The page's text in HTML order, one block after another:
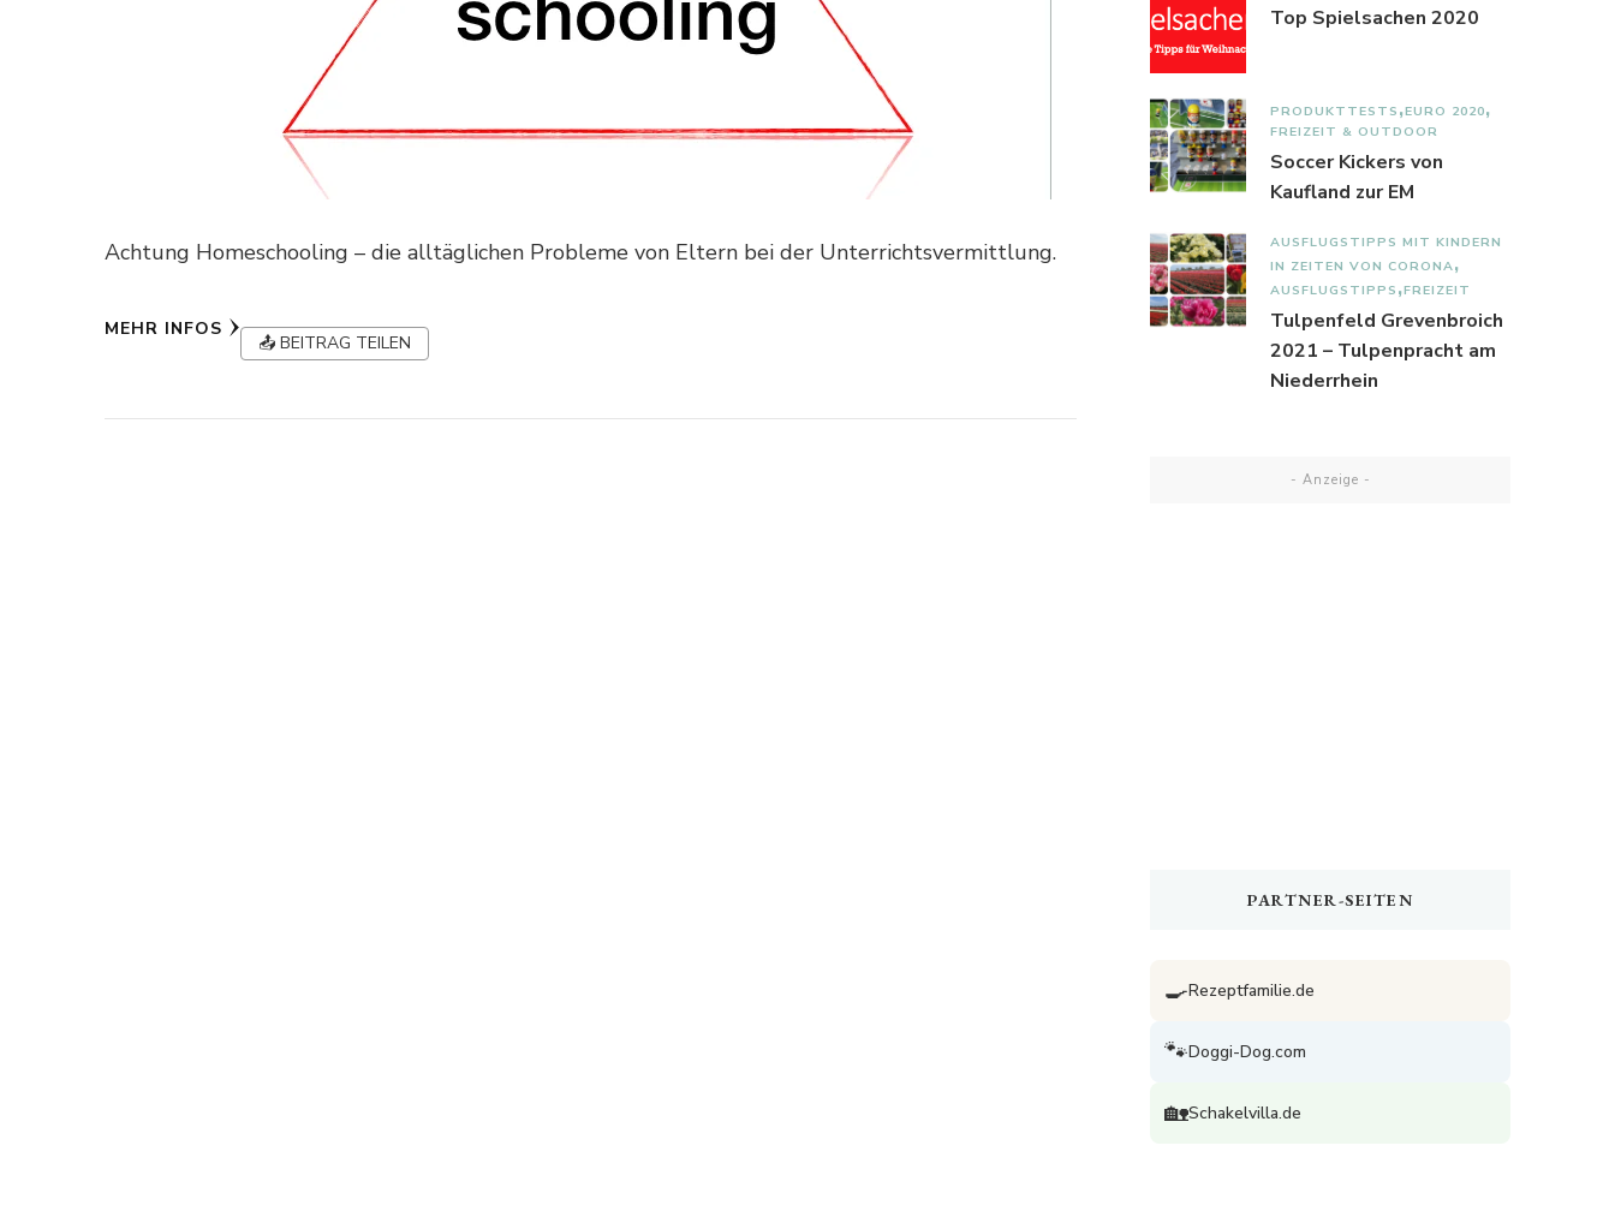
Achtung Homeschooling – die alltäglichen Probleme von Eltern bei der Unterrichtsvermittlung.
MEHR INFOS
📤 BEITRAG TEILEN
Top Spielsachen 2020
PRODUKTTESTS EURO 2020
FREIZEIT & OUTDOOR
Soccer Kickers von
Kaufland zur EM
AUSFLUGSTIPPS MIT KINDERN
IN ZEITEN VON CORONA
AUSFLUGSTIPPS FREIZEIT
Tulpenfeld Grevenbroich
2021 – Tulpenpracht am
Niederrhein
- Anzeige -
PARTNER-SEITEN
🍳Rezeptfamilie.de
🐾Doggi-Dog.com
🏡Schakelvilla.de